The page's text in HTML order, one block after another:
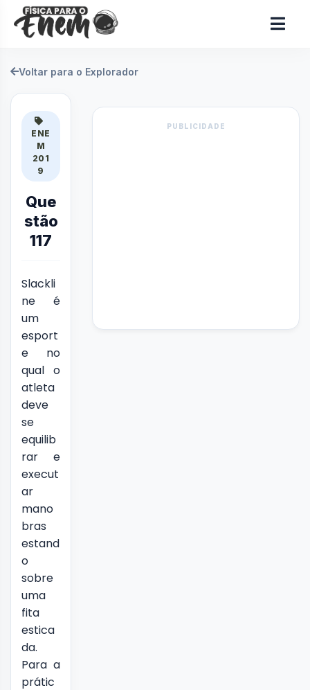
Voltar para o Explorador
ENE
M
201
9
Que
stão
117
Slackli
ne é
um
esport
e no
qual o
atleta
deve
se
equilib
rar e
execut
ar
mano
bras
estand
o
sobre
uma
fita
estica
da.
Para a
prátic
PUBLICIDADE